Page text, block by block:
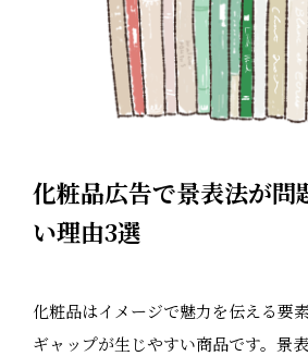
化粧品広告で景表法が問
い理由3選
化粧品はイメージで魅力を伝える要
ギャップが生じやすい商品です。景